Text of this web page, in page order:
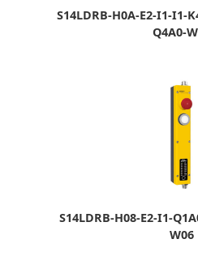
S14LDRB-H0A-E2-I1-I1-
Q4A0-
S14LDRB-H08-E2-I1-
W06